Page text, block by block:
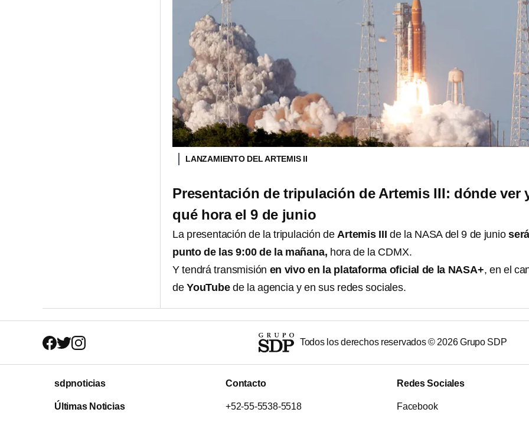
LANZAMIENTO DEL ARTEMIS II
Presentación de tripulación de Artemis III: dónde ver
qué hora el 9 de junio
La presentación de la tripulación deArtemis IIIde la NASA del 9 de junio
punto de las 9:00 de la mañana, hora de la CDMX.
Y tendrá transmisión en vivo en la plataforma oficial de la NASA+, en el
deYouTubede la agencia y en sus redes sociales.
Todos los derechos reservados ©2026Grupo SDP
sdpnoticias
Últimas Noticias
Contacto
+52-55-5538-5518
Redes Sociales
Facebook